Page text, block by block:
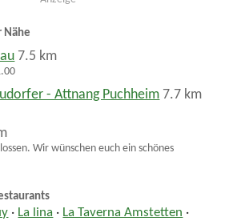
Nähe
7.5 km
- Attnang Puchheim 7.7 km
Wir wünschen euch ein schönes
· La lina · La Taverna Amstetten ·